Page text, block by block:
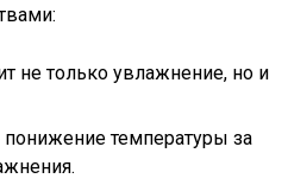
не только увлажнение, но и
понижение температуры за